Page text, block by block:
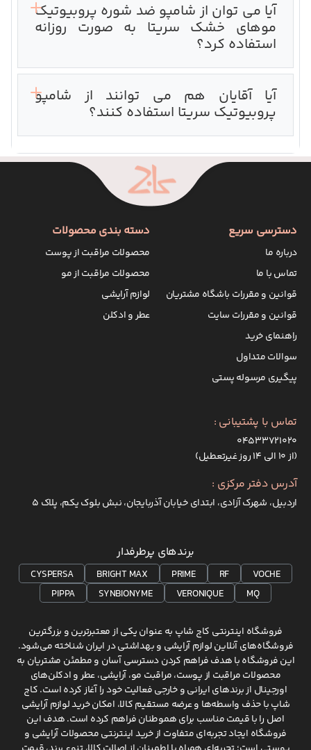
آیا می توان از شامپو ضد شوره پروبیوتیک
موهای خشک سریتا به صورت روزانه
استفاده کرد؟
آیا آقایان هم می توانند از شامپو
پروبیوتیک سریتا استفاده کنند؟‌
دسترسی سریع
درباره ما
تماس با ما
قوانین و مقررات باشگاه مشتریان
قوانین و مقررات سایت
راهنمای خرید
سوالات متداول
پیگیری مرسوله پستی
دسته بندی محصولات
محصولات مراقبت از پوست
محصولات مراقبت از مو
لوازم آرایشی
عطر و ادکلن
تماس با پشتیبانی :
۰۴۵۳۳۷۲۱۰۲۰
(از ۱۰ الی ۱۴ روز غیرتعطیل)
آدرس دفتر مرکزی :
اردبیل، شهرک آزادی، ابتدای خیابان آذربایجان، نبش بلوک یکم، پلاک 5
برندهای پرطرفدار
VOCHE
RF
PRIME
BRIGHT MAX
CYSPERSA
MQ
VERONIQUE
SYNBIONYME
PIPPA
فروشگاه اینترنتی کاج شاپ به عنوان یکی از معتبرترین و بزرگترین
فروشگاه‌های آنلاین لوازم آرایشی و بهداشتی در ایران شناخته می‌شود.
این فروشگاه با هدف فراهم کردن دسترسی آسان و مطمئن مشتریان به
محصولات مراقبت از پوست، مراقبت مو، آرایشی، عطر و ادکلن‌های
اورجینال از برندهای ایرانی و خارجی فعالیت خود را آغاز کرده است. کاج
شاپ با حذف واسطه‌ها و عرضه مستقیم کالا، امکان خرید لوازم آرایشی
اصل را با قیمت مناسب برای هموطنان فراهم کرده است. هدف این
فروشگاه ایجاد تجربه‌ای متفاوت از خرید اینترنتی محصولات آرایشی و